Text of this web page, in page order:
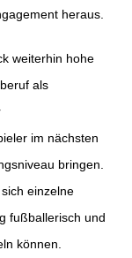
heraus.
weiterhin hohe
als
im nächsten
bringen.
einzelne
fußballerisch und
können.